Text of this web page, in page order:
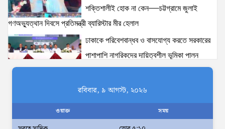
আমরা মালিক নই, দেশের ১৮ কোটি জনগণের সেবক: ভূমি
প্রতিমন্ত্রী ব্যারিস্টার মীর হেলাল
6 views|
প্রত্যেক অপরাধীর বিচার এ দেশেই হবে, সে যত শক্তিশালীই
ব্যারিস্টার মীর হেলাল
শক্তিশালীই হোক না কেন—চট্টগ্রামে জুলাই
গণঅভ্যুত্থান দিবসে প্রতিমন্ত্রী ব্যারিস্টার মীর হেলাল
ঢাকাকে পরিবেশবান্ধব ও বাসযোগ্য করতে সরকারের
পাশাপাশি নাগরিকদের দায়িত্বশীল ভূমিকা পালন
করতে হবে: স্থানীয় সরকার প্রতিমন্ত্রী মীর শাহে আলম
আমরা মালিক নই, দেশের ১৮ কোটি জনগণের
সেবক: ভূমি প্রতিমন্ত্রী ব্যারিস্টার মীর হেলাল
অহেতুক প্রকল্প নয়, পাহাড়িদের জীবনমান উন্নয়নে
রবিবার, ৯ আগস্ট, ২০২৬
ওয়াক্ত সময়